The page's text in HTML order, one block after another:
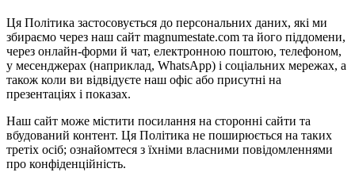
Ця Політика застосовується до персональних даних, які ми
збираємо через наш сайт magnumestate.com та його піддомени,
через онлайн-форми й чат, електронною поштою, телефоном,
у месенджерах (наприклад, WhatsApp) і соціальних мережах, а
також коли ви відвідуєте наш офіс або присутні на
презентаціях і показах.
Наш сайт може містити посилання на сторонні сайти та
вбудований контент. Ця Політика не поширюється на таких
третіх осіб; ознайомтеся з їхніми власними повідомленнями
про конфіденційність.